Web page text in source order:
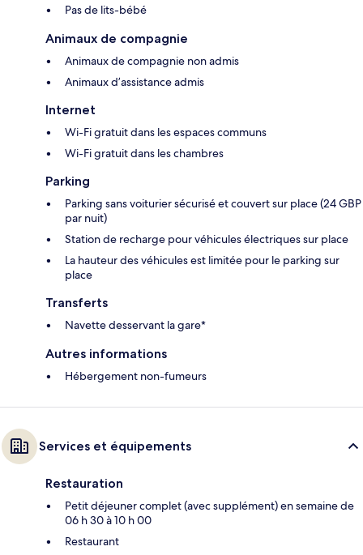
Pas de lits-bébé
Animaux de compagnie
Animaux de compagnie non admis
Animaux d’assistance admis
Internet
Wi-Fi gratuit dans les espaces communs
Wi-Fi gratuit dans les chambres
Parking
Parking sans voiturier sécurisé et couvert sur place (24 GBP
par nuit)
Station de recharge pour véhicules électriques sur place
La hauteur des véhicules est limitée pour le parking sur
place
Transferts
Navette desservant la gare*
Autres informations
Hébergement non-fumeurs
Services et équipements
Restauration
Petit déjeuner complet (avec supplément) en semaine de
06 h 30 à 10 h 00
Restaurant